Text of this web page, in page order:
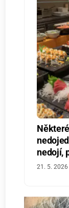
nedojí,
21. 5. 2026